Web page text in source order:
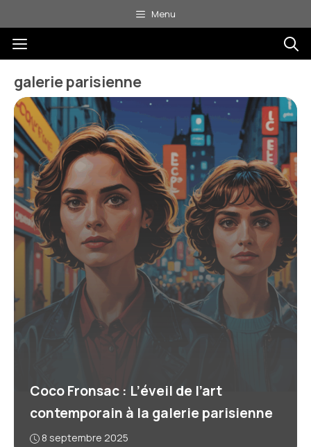
au
contenu
Menu
Menu
galerie parisienne
Coco Fronsac : L’éveil de l’art
contemporain à la galerie parisienne
8 septembre 2025